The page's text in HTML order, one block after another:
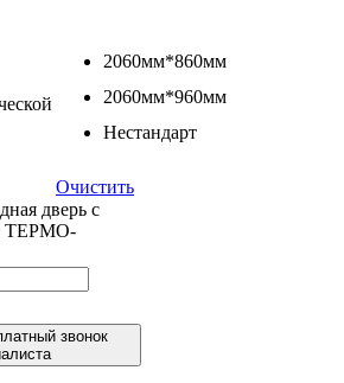
2060мм*860мм
2060мм*960мм
Нестандарт
Очистить
дверь с
ТЕРМО-
звонок